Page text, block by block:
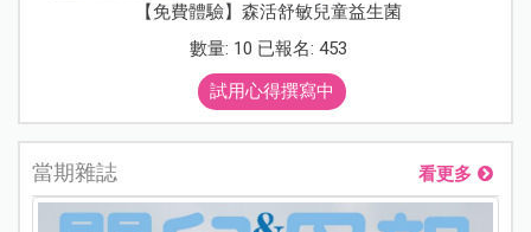
【免費體驗】森活舒敏兒童益生菌
數量: 10 已報名: 453
試用心得撰寫中
當期雜誌 看更多